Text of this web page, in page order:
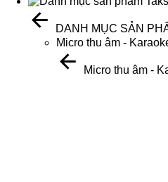
DANH MỤC SẢN
Micro thu âm -
Micro thu âm -